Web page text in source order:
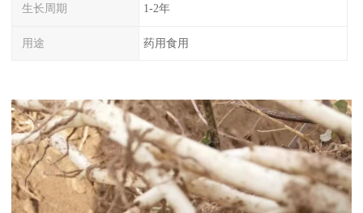
生长周期 1-2年
用途 药用食用